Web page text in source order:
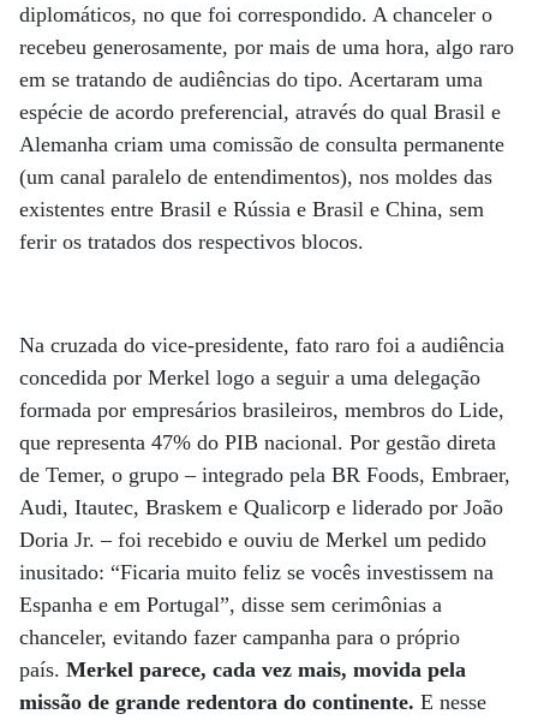
diplomáticos, no que foi correspondido. A chanceler o
recebeu generosamente, por mais de uma hora, algo raro
em se tratando de audiências do tipo. Acertaram uma
espécie de acordo preferencial, através do qual Brasil e
Alemanha criam uma comissão de consulta permanente
(um canal paralelo de entendimentos), nos moldes das
existentes entre Brasil e Rússia e Brasil e China, sem
ferir os tratados dos respectivos blocos.
Na cruzada do vice-presidente, fato raro foi a audiência
concedida por Merkel logo a seguir a uma delegação
formada por empresários brasileiros, membros do Lide,
que representa 47% do PIB nacional. Por gestão direta
de Temer, o grupo – integrado pela BR Foods, Embraer,
Audi, Itautec, Braskem e Qualicorp e liderado por João
Doria Jr. – foi recebido e ouviu de Merkel um pedido
inusitado: “Ficaria muito feliz se vocês investissem na
Espanha e em Portugal”, disse sem cerimônias a
chanceler, evitando fazer campanha para o próprio
país. Merkel parece, cada vez mais, movida pela
missão de grande redentora do continente. E nesse